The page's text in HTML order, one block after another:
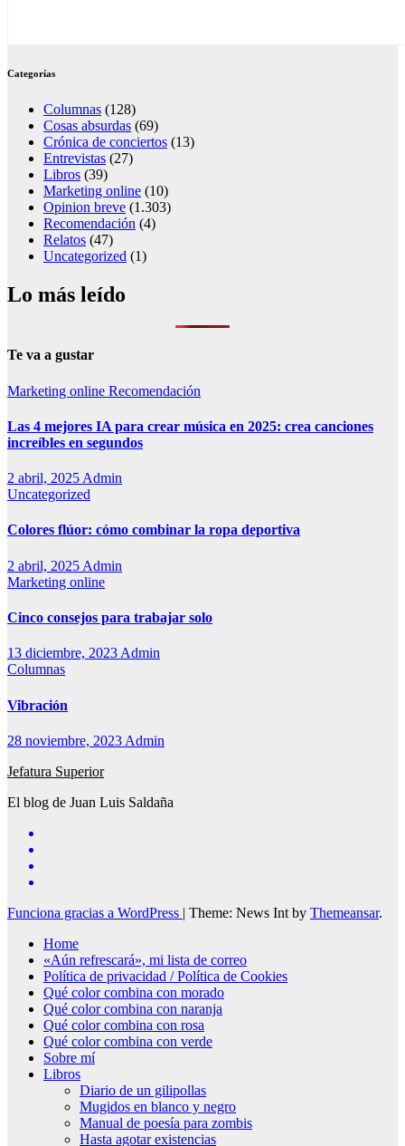
Categorías
Columnas (128)
Cosas absurdas (69)
Crónica de conciertos (13)
Entrevistas (27)
Libros (39)
Marketing online (10)
Opinion breve (1.303)
Recomendación (4)
Relatos (47)
Uncategorized (1)
Lo más leído
Te va a gustar
Marketing online Recomendación
Las 4 mejores IA para crear música en 2025: crea canciones
increíbles en segundos
2 abril, 2025 Admin
Uncategorized
Colores flúor: cómo combinar la ropa deportiva
2 abril, 2025 Admin
Marketing online
Cinco consejos para trabajar solo
13 diciembre, 2023 Admin
Columnas
Vibración
28 noviembre, 2023 Admin
Jefatura Superior
El blog de Juan Luis Saldaña
Funciona gracias a WordPress | Theme: News Int by Themeansar.
Home
«Aún refrescará», mi lista de correo
Política de privacidad / Política de Cookies
Qué color combina con morado
Qué color combina con naranja
Qué color combina con rosa
Qué color combina con verde
Sobre mí
Libros
Diario de un gilipollas
Mugidos en blanco y negro
Manual de poesía para zombis
Hasta agotar existencias